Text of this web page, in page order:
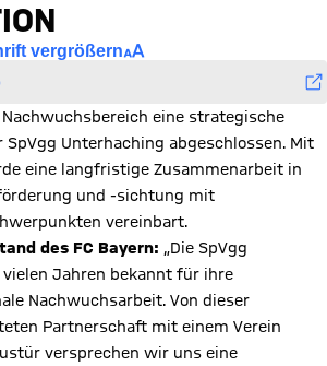
vergrößern
Nachwuchsbereich eine strategische
Unterhaching abgeschlossen. Mit
eine langfristige Zusammenarbeit in
und -sichtung mit
vereinbart.
des FC Bayern: „Die SpVgg
Jahren bekannt für ihre
Nachwuchsarbeit. Von dieser
Partnerschaft mit einem Verein
versprechen wir uns eine